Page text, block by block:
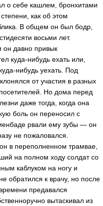
о себе кашлем, бронхитами
как об этом
В общем он был бодр,
восьми лет.
он давно привык
куда-нибудь ехать или,
нибудь уехать. Под
от участия в разных
Но дома перед
даже тогда, когда она
боль он переносил с
рвали ему зубы — он
не пожаловался.
в переполненном трамвае,
на полном ходу солдат со
каблуком на ногу и
обратился к врачу, но после
предавался
вытаскивал из